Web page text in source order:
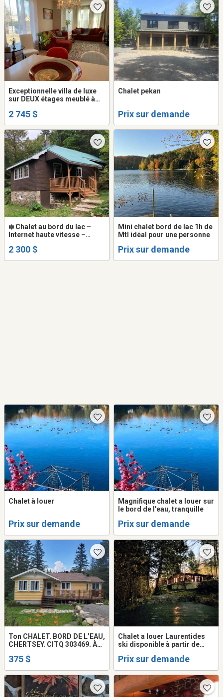
Exceptionnelle villa de luxe
sur DEUX étages meublé à
Saint Sauveur des Monts,
conditions à discuter
2 745 $
Chalet pekan
Prix sur demande
❄️ Chalet au bord du lac –
Internet haute vitesse –
min – Hiver 2026-2027
2 300 $
Mini chalet bord de lac 1h de
Mtl idéal pour une personne
Prix sur demande
Chalet à louer
Prix sur demande
Magnifique chalet a louer sur
le bord de l'eau, tranquille
Prix sur demande
Ton CHALET. BORD DE L’EAU,
CHERTSEY. CITQ 303469. À
375 $
Chalet a louer Laurentides
ski disponible à partir de
Prix sur demande